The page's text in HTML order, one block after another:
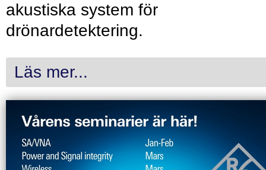
akustiska system för
drönardetektering.
Läs mer...